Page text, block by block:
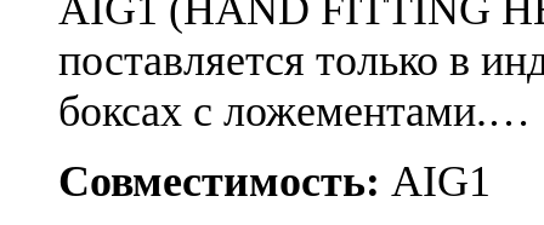
поставляется только в
боксах с ложементами.…
Совместимость: AIG1